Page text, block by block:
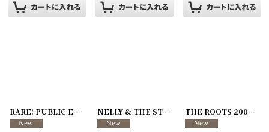
RARE! PUBLIC ENEMY 1991年 '91 Tour [260107-67]
NELLY & THE ST.LUNATICS 2003年 Nellyville Tour THE ROOTS 2006年 '06 Tour